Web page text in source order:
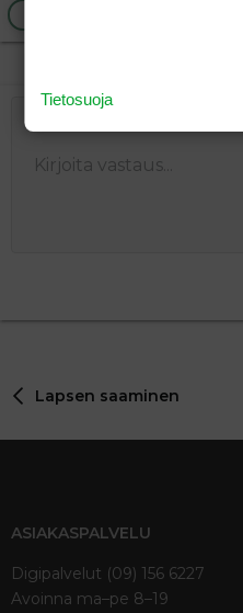
Lihavoitu
Kursivoitu
Laajennettuun
Lista
Fontin koko
9
Tekstiväri
KirjasintyyliArial
Verdana
Yliviivaa
Tasaus Tasaa vasemmalle
Paragraph format
Normal
LainausLisää video/media
Lisää taulukko
Insert
Tee uudelleen
BBCode-näkymä
Poista muotoilu
Luonnokset
Kirjoita vastaus...
Lapsen saaminen
ASIAKASPALVELU
Digipalvelut (09) 156 6227
Avoinna ma–pe 8–19
Tietosuoja